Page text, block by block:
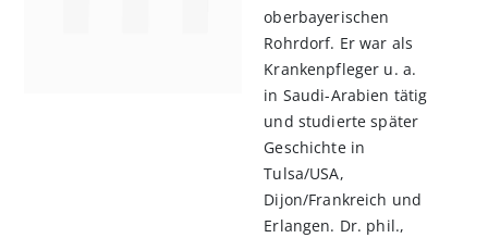
oberbayerischen
Rohrdorf. Er war als
Krankenpfleger u. a.
in Saudi-Arabien tätig
und studierte später
Geschichte in
Tulsa/USA,
Dijon/Frankreich und
Erlangen. Dr. phil.,